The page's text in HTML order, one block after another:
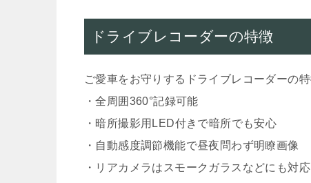
ドライブレコーダーの特徴
ご愛車をお守りするドライブレコーダーの
・全周囲360°記録可能
・暗所撮影用LED付きで暗所でも安心
・自動感度調節機能で昼夜問わず明瞭画像
・リアカメラはスモークガラスなどにも対応